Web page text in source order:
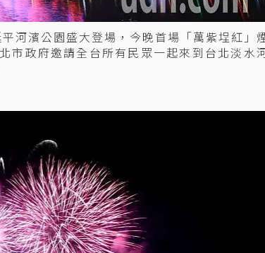
河濱公園盛大登場，今晚首場「萬紫埕紅」
市政府邀請全台所有民眾一起來到台北淡水